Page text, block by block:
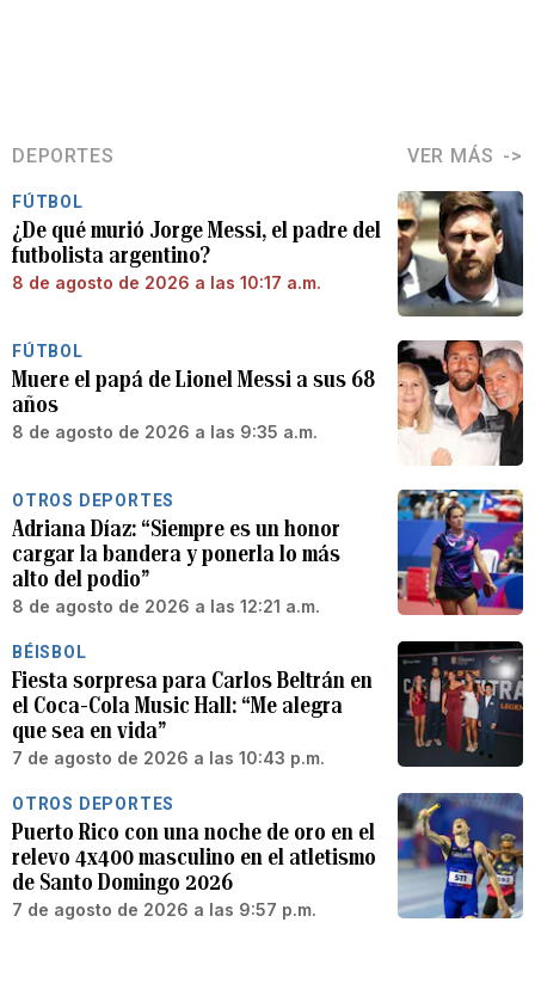
DEPORTES VER MÁS
FÚTBOL
¿De qué murió Jorge Messi, el padre del
futbolista argentino?
8 de agosto de 2026 a las 10:17 a.m.
FÚTBOL
Muere el papá de Lionel Messi a sus 68
años
8 de agosto de 2026 a las 9:35 a.m.
OTROS DEPORTES
Adriana Díaz: “Siempre es un honor
cargar la bandera y ponerla lo más
alto del podio”
8 de agosto de 2026 a las 12:21 a.m.
BÉISBOL
Fiesta sorpresa para Carlos Beltrán en
el Coca-Cola Music Hall: “Me alegra
que sea en vida”
7 de agosto de 2026 a las 10:43 p.m.
OTROS DEPORTES
Puerto Rico con una noche de oro en el
relevo 4x400 masculino en el atletismo
de Santo Domingo 2026
7 de agosto de 2026 a las 9:57 p.m.